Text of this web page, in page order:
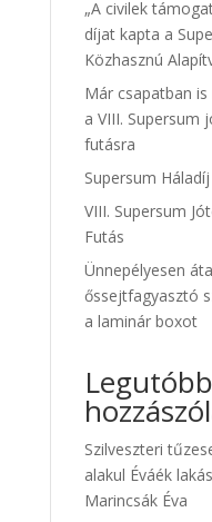
„A civilek
díjat kapta a
Közhasznú
Már csapatban
a VIII. Supersum
futásra
Supersum
VIII. Supersum
Futás
Ünnepélyesen
őssejtfagyasztó
a laminár boxot
Szilveszteri
alakul Éváék
Marincsák Éva